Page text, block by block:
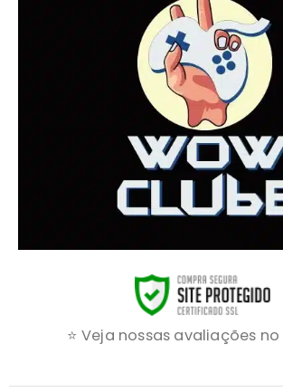
⭐ Veja nossas avaliações